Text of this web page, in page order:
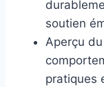
soutien
Aperçu
pratiques